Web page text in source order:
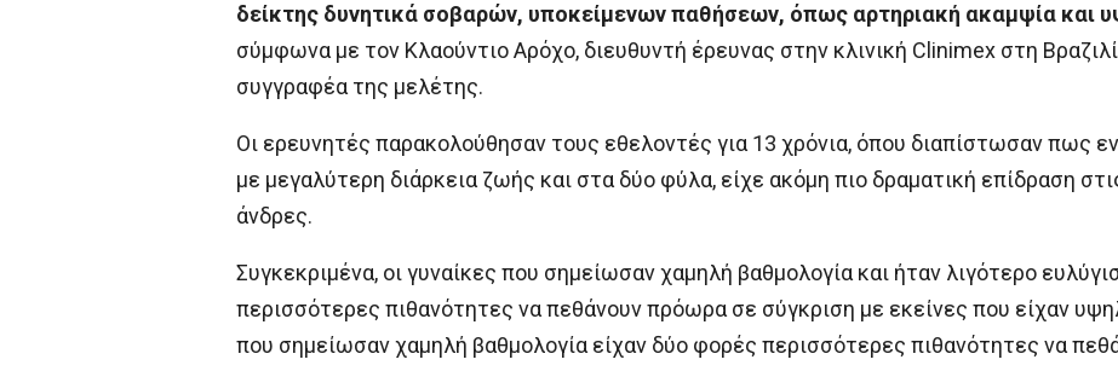
δείκτης δυνητικά σοβαρών, υποκείμενων παθήσεων, όπως αρτηριακή ακαμψία και
σύμφωνα με τον Κλαούντιο Αρόχο, διευθυντή έρευνας στην κλινική Clinimex στη
συγγραφέα της μελέτης.
Οι ερευνητές παρακολούθησαν τους εθελοντές για 13 χρόνια, όπου διαπίστωσαν πως
με μεγαλύτερη διάρκεια ζωής και στα δύο φύλα, είχε ακόμη πιο δραματική επίδραση
άνδρες.
Συγκεκριμένα, οι γυναίκες που σημείωσαν χαμηλή βαθμολογία και ήταν λιγότερο
περισσότερες πιθανότητες να πεθάνουν πρόωρα σε σύγκριση με εκείνες που είχαν
που σημείωσαν χαμηλή βαθμολογία είχαν δύο φορές περισσότερες πιθανότητες να